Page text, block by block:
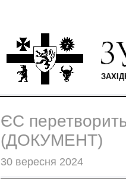
ЄС перетворить
(ДОКУМЕНТ)
30 вересня 2024